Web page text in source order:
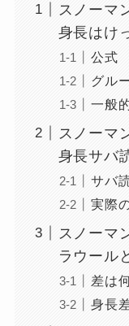
スノーマ
身長はけ
公式
グル
一般
スノーマ
身長サバ
サバ
実際
スノーマ
ラウール
差は
身長